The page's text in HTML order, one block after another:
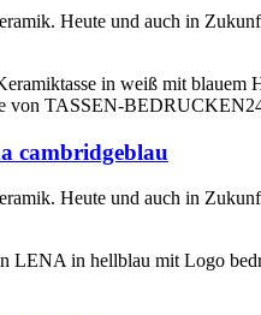
Heute und auch in
cambridgeblau
Heute und auch in